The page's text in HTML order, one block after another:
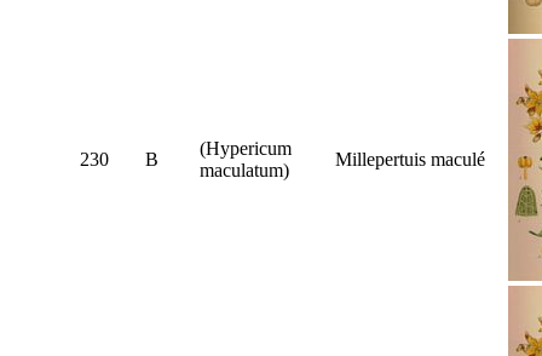
230 B
(Hypericum
maculatum)
Millepertuis maculé